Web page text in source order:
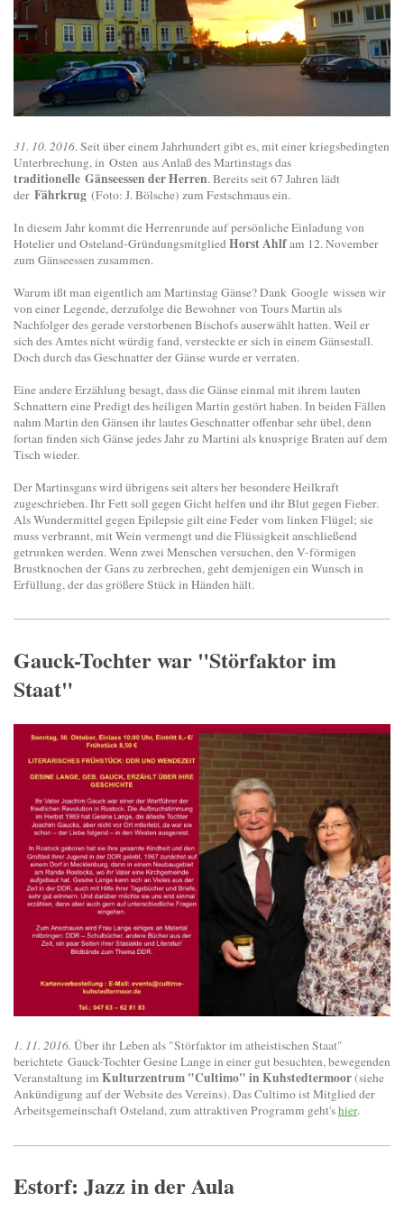
31. 10. 2016. Seit über einem Jahrhundert gibt es, mit einer kriegsbedingten
Unterbrechung, in Osten aus Anlaß des Martinstags das
traditionelle Gänseessen der Herren. Bereits seit 67 Jahren lädt
der Fährkrug (Foto: J. Bölsche) zum Festschmaus ein.
In diesem Jahr kommt die Herrenrunde auf persönliche Einladung von
Hotelier und Osteland-GründungsmitgliedHorst Ahlfam 12. November
zum Gänseessen zusammen.
Warum ißt man eigentlich am Martinstag Gänse? Dank Google wissen wir
von einer Legende, derzufolge die Bewohner von Tours Martin als
Nachfolger des gerade verstorbenen Bischofs auserwählt hatten. Weil er
sich des Amtes nicht würdig fand, versteckte er sich in einem Gänsestall.
Doch durch das Geschnatter der Gänse wurde er verraten.
Eine andere Erzählung besagt, dass die Gänse einmal mit ihrem lauten
Schnattern eine Predigt des heiligen Martin gestört haben. In beiden Fällen
nahm Martin den Gänsen ihr lautes Geschnatter offenbar sehr übel, denn
fortan finden sich Gänse jedes Jahr zu Martini als knusprige Braten auf dem
Tisch wieder.
Der Martinsgans wird übrigens seit alters her besondere Heilkraft
zugeschrieben. Ihr Fett soll gegen Gicht helfen und ihr Blut gegen Fieber.
Als Wundermittel gegen Epilepsie gilt eine Feder vom linken Flügel; sie
muss verbrannt, mit Wein vermengt und die Flüssigkeit anschließend
getrunken werden. Wenn zwei Menschen versuchen, den V-förmigen
Brustknochen der Gans zu zerbrechen, geht demjenigen ein Wunsch in
Erfüllung, der das größere Stück in Händen hält.
Gauck-Tochter war "Störfaktor im
Staat"
1. 11. 2016. Über ihr Leben als "Störfaktor im atheistischen Staat"
berichtete Gauck-Tochter Gesine Lange in einer gut besuchten, bewegenden
Veranstaltung im Kulturzentrum "Cultimo" in Kuhstedtermoor(siehe
Ankündigung auf der Website des Vereins). Das Cultimo ist Mitglied der
Arbeitsgemeinschaft Osteland, zum attraktiven Programm geht'shier.
Estorf: Jazz in der Aula